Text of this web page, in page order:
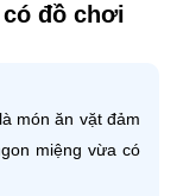
đồ chơi
món ăn vặt đảm
miệng vừa có